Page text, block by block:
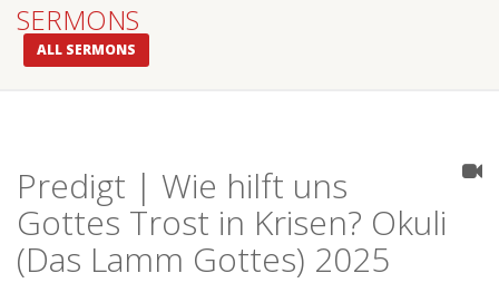
SERMONS
ALL SERMONS
Predigt | Wie hilft uns
Gottes Trost in Krisen? Okuli
(Das Lamm Gottes) 2025